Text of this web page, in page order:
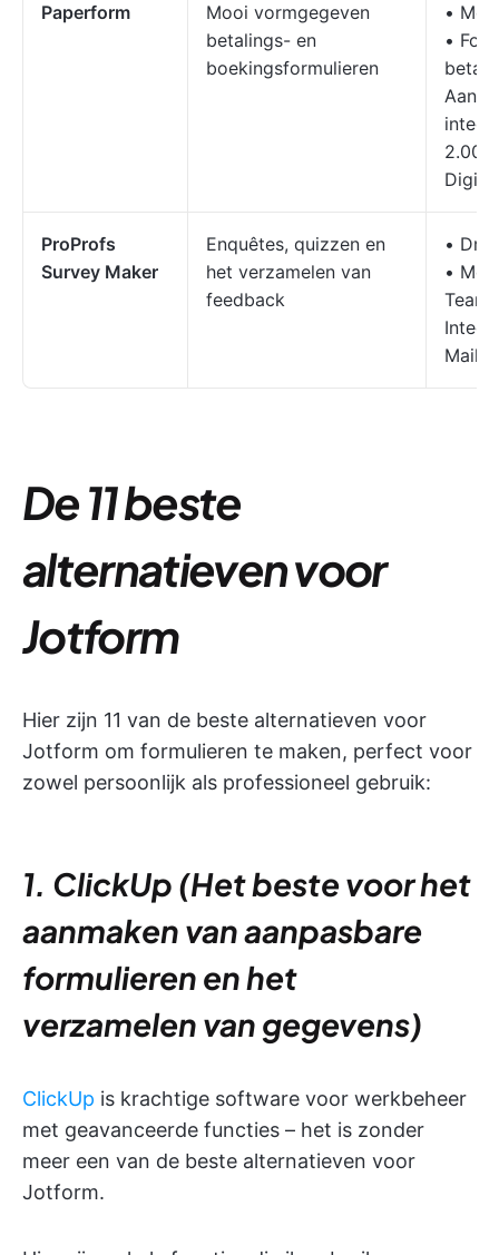
Paperform
Mooi vormgegeven
betalings- en
boekingsformulieren
•
•
2.000
ProProfs
Survey Maker
Enquêtes, quizzen en
het verzamelen van
feedback
•
•
De 11 beste
alternatieven voor
Jotform
Hier zijn 11 van de beste alternatieven voor
Jotform om formulieren te maken, perfect voor
zowel persoonlijk als professioneel gebruik:
1. ClickUp (Het beste voor het
aanmaken van aanpasbare
formulieren en het
verzamelen van gegevens)
ClickUp is krachtige software voor werkbeheer
met geavanceerde functies – het is zonder
meer een van de beste alternatieven voor
Jotform.